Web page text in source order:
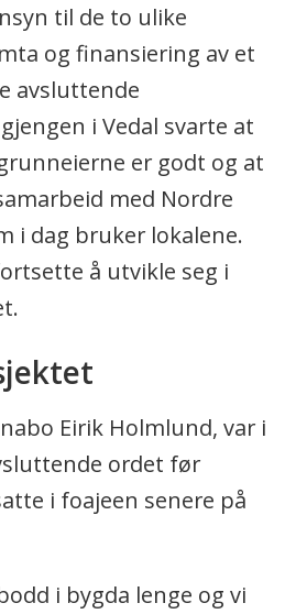
til de to ulike
og finansiering av et
avsluttende
i Vedal svarte at
er godt og at
med Nordre
i dag bruker lokalene.
å utvikle seg i
Eirik Holmlund, var i
ordet før
i foajeen senere på
i bygda lenge og vi